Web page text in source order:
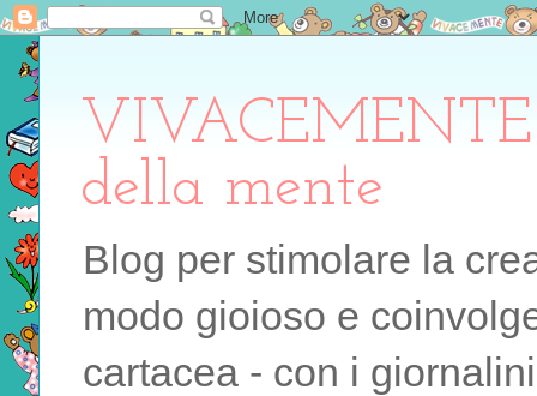
della mente
Blog per stimolare la
modo gioioso e
cartacea - con i